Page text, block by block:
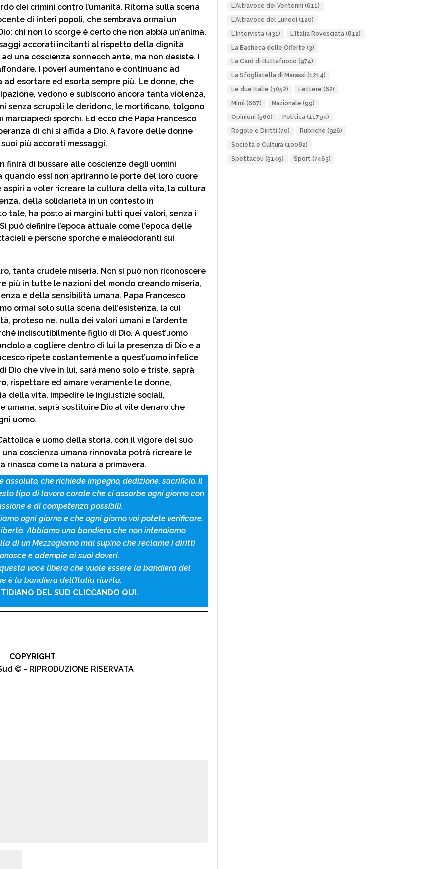
dei crimini contro l’umanità. Ritorna sulla scena
di interi popoli, che sembrava ormai un
chi non lo scorge è certo che non abbia un’anima.
accorati incitanti al rispetto della dignità
una coscienza sonnecchiante, ma non desiste. I
I poveri aumentano e continuano ad
ad esortare ed esorta sempre più. Le donne, che
vedono e subiscono ancora tanta violenza,
senza scrupoli le deridono, le mortificano, tolgono
sporchi. Ed ecco che Papa Francesco
di chi si affida a Dio. A favore delle donne
più accorati messaggi.
finirà di bussare alle coscienze degli uomini
essi non apriranno le porte del loro cuore
aspiri a voler ricreare la cultura della vita, la cultura
della solidarietà in un contesto in
tale, ha posto ai margini tutti quei valori, senza i
può definire l’epoca attuale come l’epoca delle
e persone sporche e maleodoranti sui
tanta crudele miseria. Non si può non riconoscere
più in tutte le nazioni del mondo creando miseria,
e della sensibilità umana. Papa Francesco
ormai solo sulla scena dell’esistenza, la cui
proteso nel nulla dei valori umani e l’ardente
indiscutibilmente figlio di Dio. A quest’uomo
a cogliere dentro di lui la presenza di Dio e a
ripete costantemente a quest’uomo infelice
Dio che vive in lui, sarà meno solo e triste, saprà
rispettare ed amare veramente le donne,
della vita, impedire le ingiustizie sociali,
umana, saprà sostituire Dio al vile denaro che
uomo.
e uomo della storia, con il vigore del suo
coscienza umana rinnovata potrà ricreare le
rinasca come la natura a primavera.
che richiede impegno, dedizione, sacrificio. Il
tipo di lavoro corale che ci assorbe ogni giorno con
e di competenza possibili.
ogni giorno e che ogni giorno voi potete verificare.
Abbiamo una bandiera che non intendiamo
di un Mezzogiorno mai supino che reclama i diritti
e adempie ai suoi doveri.
voce libera che vuole essere la bandiera del
è la bandiera dell’Italia riunita.
DEL SUD CLICCANDO QUI.
COPYRIGHT
© - RIPRODUZIONE RISERVATA
L'Altravoce dei Ventenni (611)
L'Altravoce del Lunedì (120)
L'Intervista(431) L'Italia Rovesciata(812)
La Bacheca delle Offerte (3)
La Card di Buttafuoco (974)
La Sfogliatella di Marassi (1214)
Le due Italie (3052) Lettere (62)
Mimì (667) Nazionale (99)
Opinioni (560) Politica(11794)
Regole e Diritti (70) Rubriche (926)
Società e Cultura(10082)
Spettacoli (5149) Sport(7463)